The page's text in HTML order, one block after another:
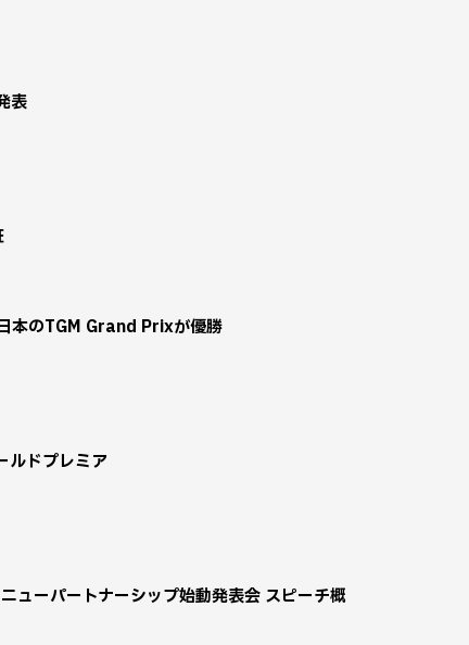
表
本のTGM Grand Prixが優勝
ドプレミア
パートナーシップ始動発表会 スピーチ概